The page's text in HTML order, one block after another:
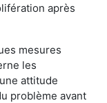
après
mesures
les
attitude
problème avant